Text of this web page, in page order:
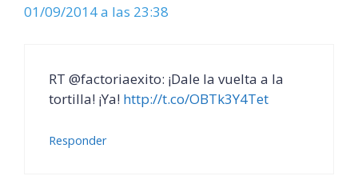
01/09/2014 a las 23:38
RT @factoriaexito: ¡Dale la vuelta a la
tortilla! ¡Ya! http://t.co/OBTk3Y4Tet
Responder